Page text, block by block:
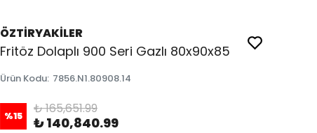
ÖZTİRYAKİLER
Fritöz Dolaplı 900 Seri Gazlı 80x90x85
Ürün Kodu: 7856.N1.80908.14
%15 ₺ 165,651.99
₺ 140,840.99